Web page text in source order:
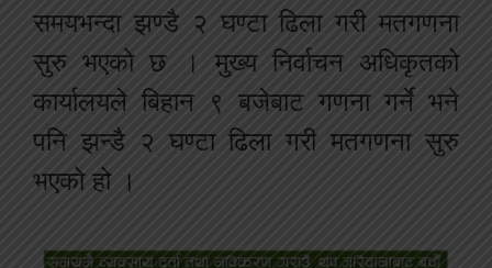
समयभन्दा झण्डै २ घण्टा ढिला गरी मतगणना
सुरु भएको छ । मुख्य निर्वाचन अधिकृतको
कार्यालयले बिहान ९ बजेबाट गणना गर्ने भने
पनि झन्डै २ घण्टा ढिला गरी मतगणना सुरु
भएको हो ।